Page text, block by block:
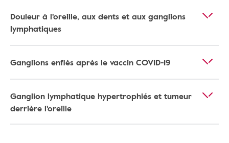
Douleur à l'oreille, aux dents et aux ganglions
lymphatiques
Ganglions enflés après le vaccin COVID-19
Ganglion lymphatique hypertrophiés et tumeur
derrière l'oreille